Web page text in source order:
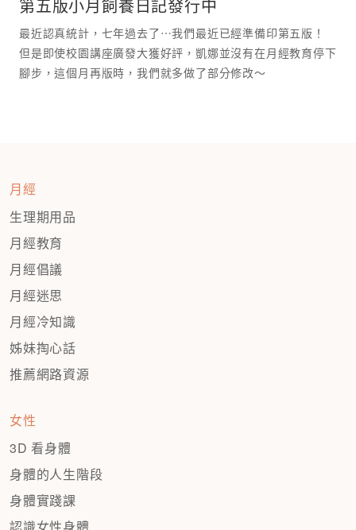
第五版小月飼養日記發行中
最近認真統計，七年過去了⋯我們最近已經準備印第五版！
但是即使校園講座廣發大獲好評，凱娜並沒有在月經教育停下
腳步，這個月再版時，我們就多做了部分修改～
月經
生理期用品
月經教育
月經倡議
月經迷思
月經冷知識
姊妹掏心話
推薦網路資源
女性
3D 看身體
身體的人生階段
身體實踐課
認識女性身體